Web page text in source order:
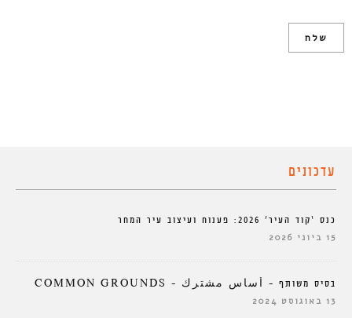
עדכונים
כנס ‘קוד העיר’ 2026: פענוח ועיצוב עיר המחר
15 ביוני 2026
בסיס משותף – أساس مشترك – COMMON GROUNDS
13 באוגוסט 2024